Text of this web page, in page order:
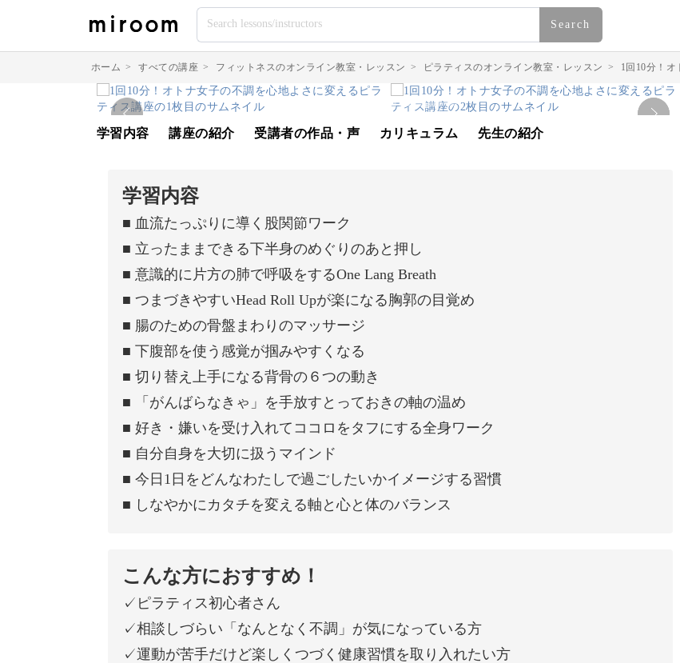
Search
ホーム > すべての講座 > フィットネスのオンライン教室・レッスン > ピラティスのオンライン教室・レッスン > 1回10分！
学習内容 講座の紹介 受講者の作品・声 カリキュラム 先生の紹介
学習内容
■ 血流たっぷりに導く股関節ワーク
■ 立ったままできる下半身のめぐりのあと押し
■ 意識的に片方の肺で呼吸をするOne Lang Breath
■ つまづきやすいHead Roll Upが楽になる胸郭の目覚め
■ 腸のための骨盤まわりのマッサージ
■ 下腹部を使う感覚が掴みやすくなる
■ 切り替え上手になる背骨の６つの動き
■ 「がんばらなきゃ」を手放すとっておきの軸の温め
■ 好き・嫌いを受け入れてココロをタフにする全身ワーク
■ 自分自身を大切に扱うマインド
■ 今日1日をどんなわたしで過ごしたいかイメージする習慣
■ しなやかにカタチを変える軸と心と体のバランス
こんな方におすすめ！
✓ピラティス初心者さん
✓相談しづらい「なんとなく不調」が気になっている方
✓運動が苦手だけど楽しくつづく健康習慣を取り入れたい方